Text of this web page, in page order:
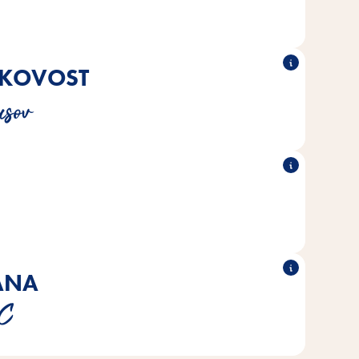
potrebam mačk.
brez dodanega
umetnih barvil in konzervansov.
le ribe kakovosti MSC iz trajnostnega ribolova.